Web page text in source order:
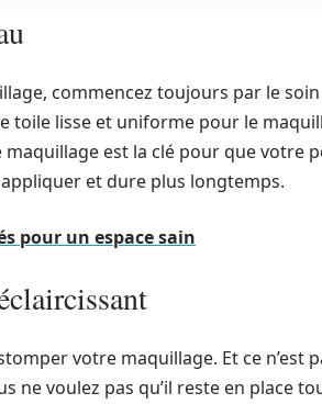
commencez toujours par le soin
toile lisse et uniforme pour le
est la clé pour que votre
et dure plus longtemps.
pour un espace sain
votre maquillage. Et ce n’est
ne voulez pas qu’il reste en place